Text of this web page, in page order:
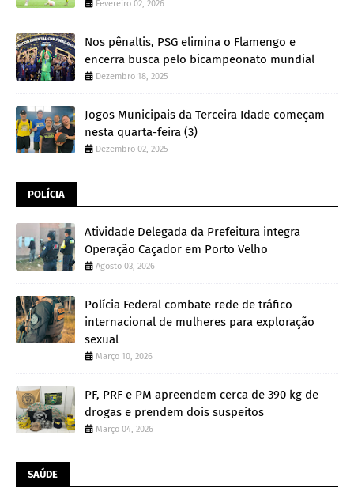
Fevereiro 02, 2026
Nos pênaltis, PSG elimina o Flamengo e
encerra busca pelo bicampeonato mundial
Dezembro 18, 2025
Jogos Municipais da Terceira Idade começam
nesta quarta-feira (3)
Dezembro 02, 2025
POLÍCIA
Atividade Delegada da Prefeitura integra
Operação Caçador em Porto Velho
Agosto 03, 2026
Polícia Federal combate rede de tráfico
internacional de mulheres para exploração
sexual
Março 10, 2026
PF, PRF e PM apreendem cerca de 390 kg de
drogas e prendem dois suspeitos
Março 04, 2026
SAÚDE